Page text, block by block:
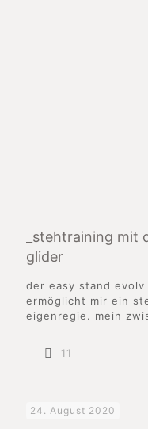
_stehtraining mit
glider
der easy stand
ermöglicht mir ein
eigenregie. mein
11
24. August 2020